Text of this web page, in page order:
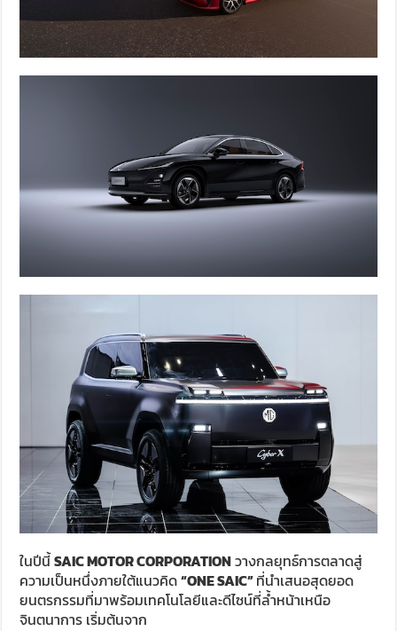
ในปีนี้SAIC MOTOR CORPORATIONวางกลยุทธ์การตลาดสู่
ความเป็นหนึ่งภายใต้แนวคิด“ONE SAIC”ที่นำเสนอสุดยอด
ยนตรกรรมที่มาพร้อมเทคโนโลยีและดีไซน์ที่ล้ำหน้าเหนือ
จินตนาการ เริ่มต้นจาก